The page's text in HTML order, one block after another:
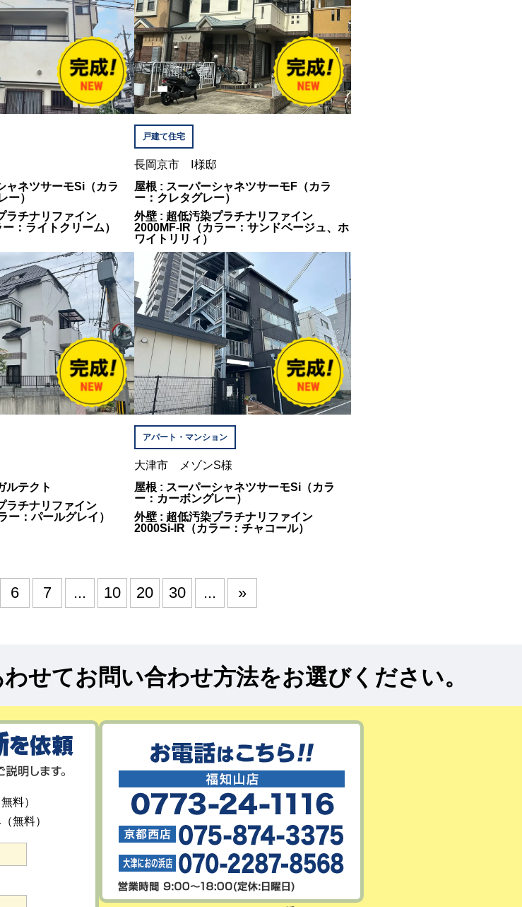
ャネツサーモSi（カラ
ー）
ラチナリファイン
：ライトクリーム）
戸建て住宅
長岡京市 Ⅰ様邸
屋根 : スーパーシャネツサーモF（カラ
ー：クレタグレー）
外壁 : 超低汚染プラチナリファイン
2000MF-IR（カラー：サンドベージュ、ホ
ワイトリリィ）
ルテクト
ラチナリファイン
ー：パールグレイ）
アパート・マンション
大津市 メゾンS様
屋根 : スーパーシャネツサーモSi（カラ
ー：カーボングレー）
外壁 : 超低汚染プラチナリファイン
2000Si-IR（カラー：チャコール）
6 7 ... 10 20 30 ... »
せてお問い合わせ方法をお選びください。
料）
無料）